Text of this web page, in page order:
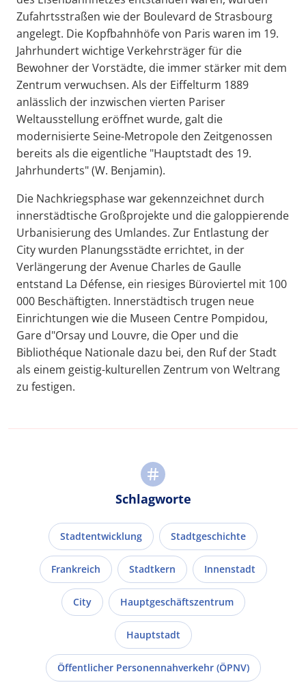
Zufahrtsstraßen wie der Boulevard de Strasbourg
angelegt. Die Kopfbahnhöfe von Paris waren im 19.
Jahrhundert wichtige Verkehrsträger für die
Bewohner der Vorstädte, die immer stärker mit dem
Zentrum verwuchsen. Als der Eiffelturm 1889
anlässlich der inzwischen vierten Pariser
Weltausstellung eröffnet wurde, galt die
modernisierte Seine-Metropole den Zeitgenossen
bereits als die eigentliche "Hauptstadt des 19.
Jahrhunderts" (W. Benjamin).
Die Nachkriegsphase war gekennzeichnet durch
innerstädtische Großprojekte und die galoppierende
Urbanisierung des Umlandes. Zur Entlastung der
City wurden Planungsstädte errichtet, in der
Verlängerung der Avenue Charles de Gaulle
entstand La Défense, ein riesiges Büroviertel mit 100
000 Beschäftigten. Innerstädtisch trugen neue
Einrichtungen wie die Museen Centre Pompidou,
Gare d"Orsay und Louvre, die Oper und die
Bibliothéque Nationale dazu bei, den Ruf der Stadt
als einem geistig-kulturellen Zentrum von Weltrang
zu festigen.
Schlagworte
Stadtentwicklung Stadtgeschichte
Frankreich Stadtkern Innenstadt
City Hauptgeschäftszentrum
Hauptstadt
Öffentlicher Personennahverkehr (ÖPNV)